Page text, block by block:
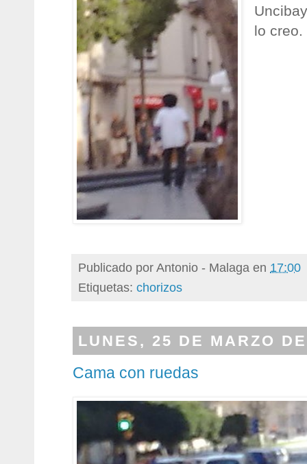
lo creo.
Publicado porAntonio - Malaga en 17:00
Etiquetas: chorizos
LUNES, 25 DE MARZO
Cama con ruedas